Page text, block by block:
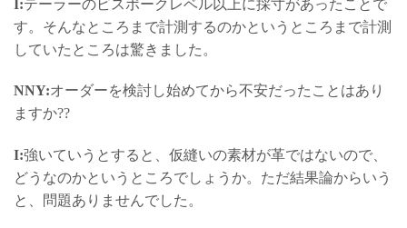
I:テーラーのビスポークレベル以上に採寸があったことで
す。そんなところまで計測するのかというところまで計測
していたところは驚きました。
NNY:オーダーを検討し始めてから不安だったことはあり
ますか??
I:強いていうとすると、仮縫いの素材が革ではないので、
どうなのかというところでしょうか。ただ結果論からいう
と、問題ありませんでした。